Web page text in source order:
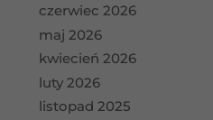
czerwiec 2026
maj 2026
kwiecień 2026
luty 2026
listopad 2025